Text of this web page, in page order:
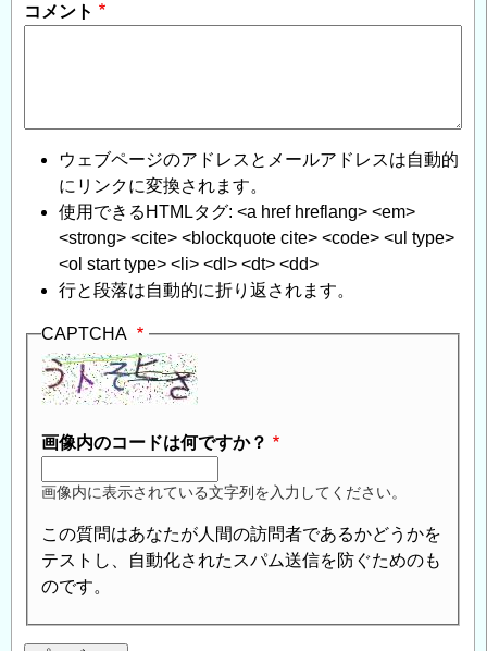
コメント
ウェブページのアドレスとメールアドレスは自動的
にリンクに変換されます。
使用できるHTMLタグ: <a href hreflang> <em>
<strong> <cite> <blockquote cite> <code> <ul type>
<ol start type> <li> <dl> <dt> <dd>
行と段落は自動的に折り返されます。
CAPTCHA
画像内のコードは何ですか？
画像内に表示されている文字列を入力してください。
この質問はあなたが人間の訪問者であるかどうかを
テストし、自動化されたスパム送信を防ぐためのも
のです。